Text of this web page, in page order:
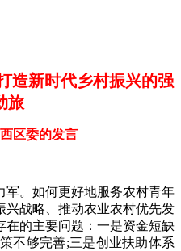
造新时代乡村振兴的强
旅
区委的发言
。如何更好地服务农村青年
兴战略、推动农业农村优先发
在的主要问题：一是资金短缺
不够完善;三是创业扶助体系